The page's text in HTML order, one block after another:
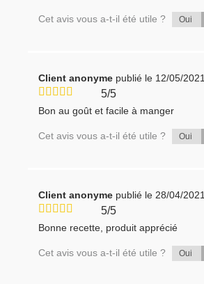
Cet avis vous a-t-il été utile ? Oui
Client anonyme publié le 12/05/2021
5/5
Bon au goût et facile à manger
Cet avis vous a-t-il été utile ? Oui
Client anonyme publié le 28/04/2021
5/5
Bonne recette, produit apprécié
Cet avis vous a-t-il été utile ? Oui